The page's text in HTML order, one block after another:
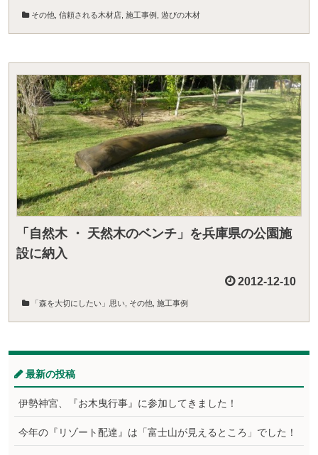
その他 信頼される木材店 施工事例 遊びの木材
「自然木 ・ 天然木のベンチ」を兵庫県の公園施
設に納入
2012-12-10
「森を大切にしたい」思い その他 施工事例
最新の投稿
伊勢神宮、『お木曳行事』に参加してきました！
今年の『リゾート配達』は「富士山が見えるところ」でした！